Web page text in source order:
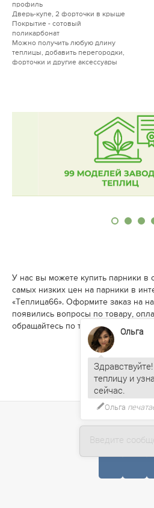
профиль
Дверь-купе, 2 форточки в крыше
Покрытие - сотовый
поликарбонат
Можно получить любую длину
теплицы, добавить перегородки,
форточки и другие аксессуары
У нас вы можете купить парники в
самых низких цен на парники в
«Теплица66». Оформите заказ на
появились вопросы по товару,
обращайтесь по телефону +7 (727)
Введите
Ольга
теплицу и
Ольга